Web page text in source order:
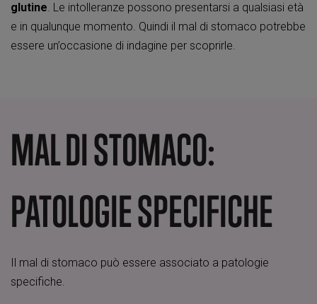
glutine. Le intolleranze possono presentarsi a qualsiasi età
e in qualunque momento. Quindi il mal di stomaco potrebbe
essere un’occasione di indagine per scoprirle.
MAL DI STOMACO:
PATOLOGIE SPECIFICHE
Il mal di stomaco può essere associato a patologie
specifiche.